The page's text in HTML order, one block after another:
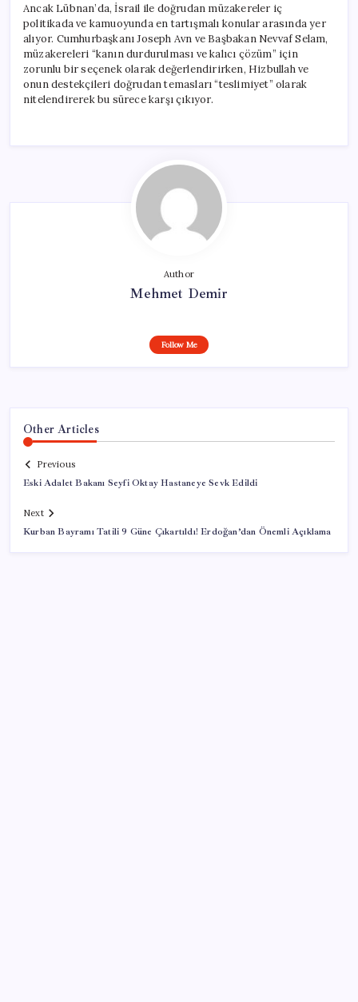
Ancak Lübnan’da, İsrail ile doğrudan müzakereler iç
politikada ve kamuoyunda en tartışmalı konular arasında yer
alıyor. Cumhurbaşkanı Joseph Avn ve Başbakan Nevvaf Selam,
müzakereleri “kanın durdurulması ve kalıcı çözüm” için
zorunlu bir seçenek olarak değerlendirirken, Hizbullah ve
onun destekçileri doğrudan temasları “teslimiyet” olarak
nitelendirerek bu sürece karşı çıkıyor.
Author
Mehmet Demir
Follow Me
Other Articles
Previous
Eski Adalet Bakanı Seyfi Oktay Hastaneye Sevk Edildi
Next
Kurban Bayramı Tatili 9 Güne Çıkartıldı! Erdoğan’dan Önemli Açıklama